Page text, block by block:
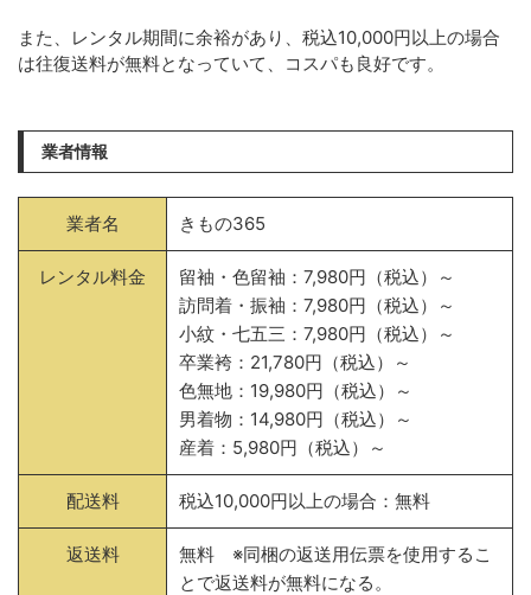
また、レンタル期間に余裕があり、税込10,000円以上の場合
は往復送料が無料となっていて、コスパも良好です。
業者情報
業者名 きもの365
レンタル料金
留袖・色留袖：7,980円（税込）～
訪問着・振袖：7,980円（税込）～
小紋・七五三：7,980円（税込）～
卒業袴：21,780円（税込）～
色無地：19,980円（税込）～
男着物：14,980円（税込）～
産着：5,980円（税込）～
配送料 税込10,000円以上の場合：無料
返送料
無料 ※同梱の返送用伝票を使用するこ
とで返送料が無料になる。